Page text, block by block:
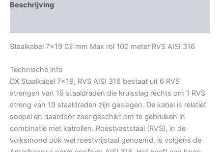
Beschrijving
Staalkabel 7×19 02 mm Max rol 100 meter RVS AISI 316
Technische info
DX Staalkabel 7×19, RVS AISI 316 bestaat uit 6 RVS
strengen van 19 staaldraden die kruisslag rechts om 1 RVS
streng van 19 staaldraden zijn geslagen. De kabel is relatief
soepel en daardoor zeer geschikt om te gebruiken in
combinatie met katrollen. Roestvaststaal (RVS), in de
volksmond ook wel roestvrijstaal genoemd, is volgens de